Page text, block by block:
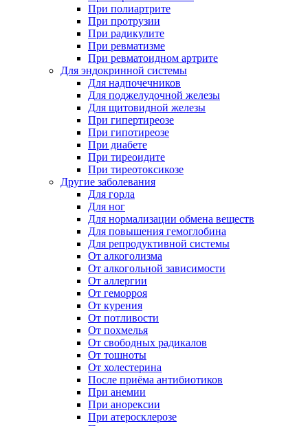
При полиартрите
При протрузии
При радикулите
При ревматизме
При ревматоидном артрите
Для эндокринной системы
Для надпочечников
Для поджелудочной железы
Для щитовидной железы
При гипертиреозе
При гипотиреозе
При диабете
При тиреоидите
При тиреотоксикозе
Другие заболевания
Для горла
Для ног
Для нормализации обмена веществ
Для повышения гемоглобина
Для репродуктивной системы
От алкоголизма
От алкогольной зависимости
От аллергии
От геморроя
От курения
От потливости
От похмелья
От свободных радикалов
От тошноты
От холестерина
После приёма антибиотиков
При анемии
При анорексии
При атеросклерозе